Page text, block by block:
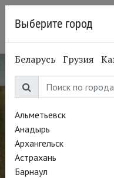
Выберите город
Беларусь Грузия
Альметьевск
Анадырь
Архангельск
Астрахань
Барнаул